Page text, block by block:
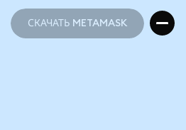
СКАЧАТЬ METAMASK